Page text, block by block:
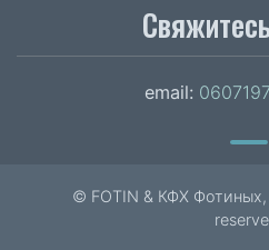
email:
© FOTIN & КФХ